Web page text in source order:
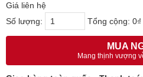
Giá liên hệ
Số lượng:
Tổng cộng: 0₫
MUA
Mang thịnh vượng